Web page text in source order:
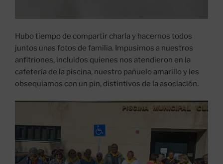
Hubo tiempo de compartir charla y hacernos todos
juntos unas fotos de familia. Impusimos a nuestros
anfitriones, incluidos quienes nos atendieron en la
cafetería de la piscina, nuestro pañuelo amarillo y les
obsequiamos con un pin, distintivos de la asociación.